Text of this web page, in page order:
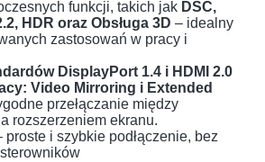
funkcji, takich jak DSC,
HDR oraz Obsługa 3D – idealny
zastosowań w pracy i
DisplayPort 1.4 i HDMI 2.0
Video Mirroring i Extended
przełączanie między
rozszerzeniem ekranu.
proste i szybkie podłączenie, bez